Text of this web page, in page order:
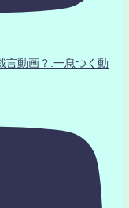
動画？.一息つく動